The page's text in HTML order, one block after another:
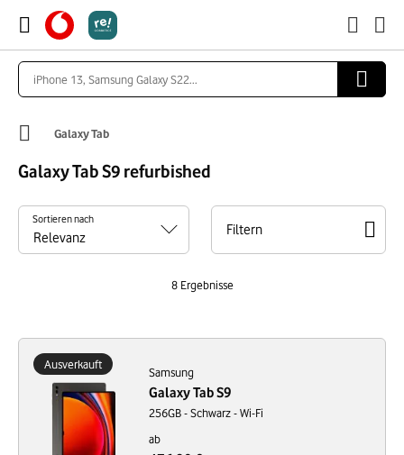
Galaxy Tab
Galaxy Tab S9 refurbished
8Ergebnisse
Sortieren nach
Filtern
Ausverkauft
Samsung
Galaxy Tab S9
256GB - Schwarz - Wi-Fi
ab